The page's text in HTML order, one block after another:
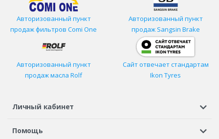
Авторизованный пункт
продаж фильтров Comi One
Авторизованный пункт
продаж Sangsin Brake
Авторизованный пункт
продаж масла Rolf
Сайт отвечает стандартам
Ikon Tyres
Личный кабинет
Регистрация или вход
Помощь